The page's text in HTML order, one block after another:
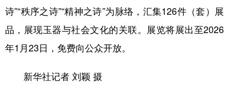
诗”“秩序之诗”“精神之诗”为脉络，汇集126件（套）展
品，展现玉器与社会文化的关联。展览将展出至2026
年1月23日，免费向公众开放。
新华社记者 刘颖 摄